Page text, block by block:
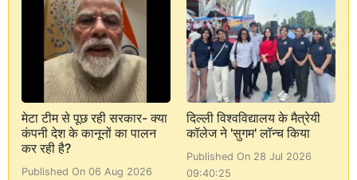
मेटा टीम से पूछ रही सरकार- क्या
कंपनी देश के कानूनों का पालन
कर रही है?
Published On 06 Aug 2026
दिल्ली विश्वविद्यालय के मैत्रेयी
कॉलेज ने 'सुगम' लॉन्च किया
Published On 28 Jul 2026
09:40:25